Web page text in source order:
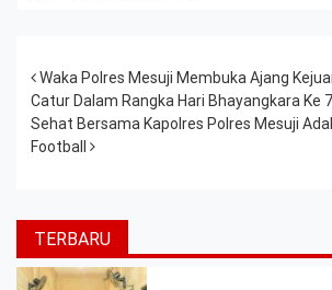
Post navigation
Waka Polres Mesuji Membuka Ajang
Catur Dalam Rangka Hari Bhayangkara Ke
Sehat Bersama Kapolres Polres Mesuji
Football
TERBARU